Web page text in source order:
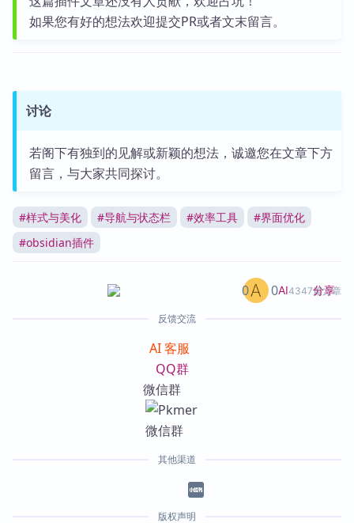
如果您有好的想法欢迎提交PR或者文末留言。
讨论
若阁下有独到的见解或新颖的想法，诚邀您在文章下方
留言，与大家共同探讨。
#样式与美化 #导航与状态栏 #效率工具 #界面优化
#obsidian插件
AI4347篇文章
0 0 分享
反馈交流
AI 客服
QQ群
微信群
其他渠道
版权声明